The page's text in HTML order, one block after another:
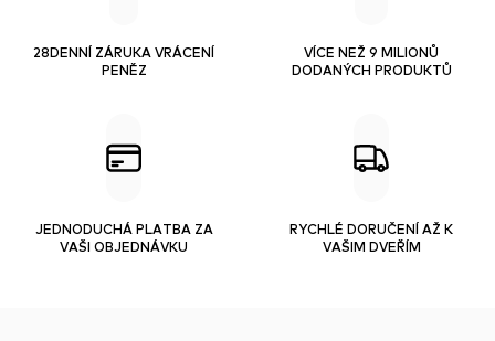
28DENNÍ ZÁRUKA VRÁCENÍ
PENĚZ
VÍCE NEŽ 9 MILIONŮ
DODANÝCH PRODUKTŮ
JEDNODUCHÁ PLATBA ZA
VAŠI OBJEDNÁVKU
RYCHLÉ DORUČENÍ AŽ K
VAŠIM DVEŘÍM